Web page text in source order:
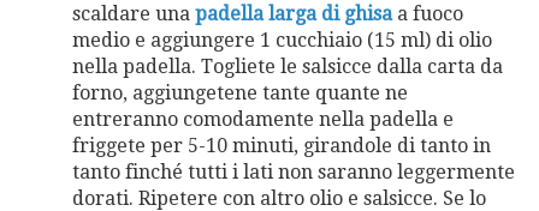
scaldare una padella larga di ghisaa fuoco
medio e aggiungere 1 cucchiaio (15 ml) di olio
nella padella. Togliete le salsicce dalla carta da
forno, aggiungetene tante quante ne
entreranno comodamente nella padella e
friggete per 5-10 minuti, girandole di tanto in
tanto finché tutti i lati non saranno leggermente
dorati. Ripetere con altro olio e salsicce. Se lo